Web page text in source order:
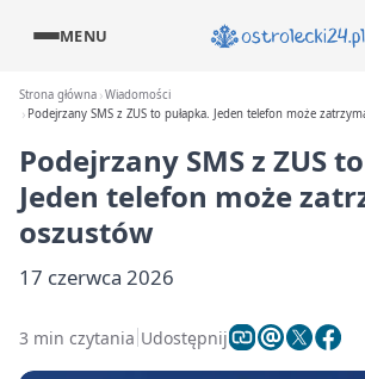
MENU
Strona główna Wiadomości
Podejrzany SMS z ZUS to pułapka. Jeden telefon może
Podejrzany SMS z ZUS
Jeden telefon może
oszustów
17 czerwca 2026
3 min czytania Udostępnij